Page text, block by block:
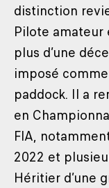
distinction
Pilote amateur
plus d’une
imposé
paddock. Il a
en
FIA,
2022 et
Héritier d’une